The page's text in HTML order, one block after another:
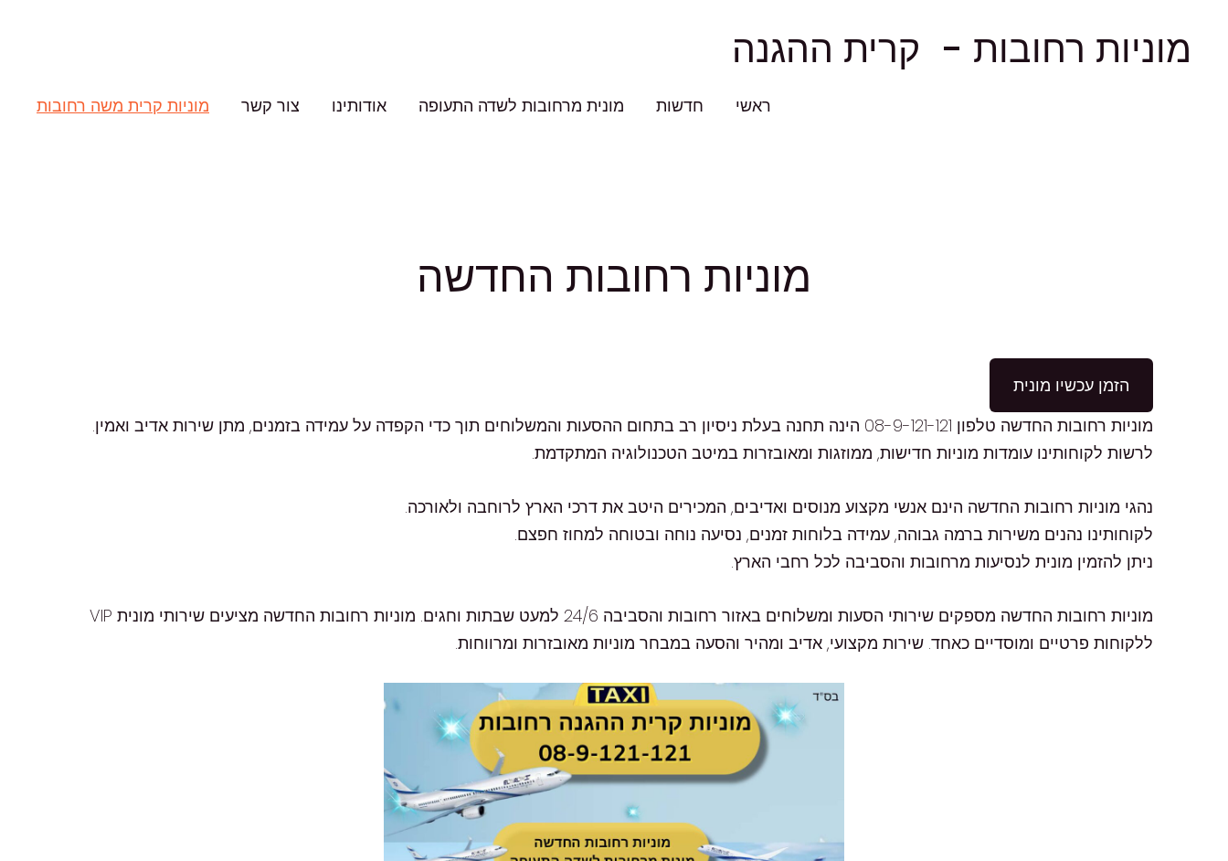
מוניות רחובות - קרית ההגנה
ראשי חדשות מונית מרחובות לשדה התעופה אודותינו צור קשר מוניות קרית משה רחובות
מוניות רחובות החדשה
הזמן עכשיו מונית
מוניות רחובות החדשה טלפון 08-9-121-121 הינה תחנה בעלת ניסיון רב בתחום ההסעות והמשלוחים תוך כדי הקפדה על עמידה בזמנים, מתן שירות אדיב ואמין.
לרשות לקוחותינו עומדות מוניות חדישות, ממוזגות ומאובזרות במיטב הטכנולוגיה המתקדמת.
נהגי מוניות רחובות החדשה הינם אנשי מקצוע מנוסים ואדיבים, המכירים היטב את דרכי הארץ לרוחבה ולאורכה.
לקוחותינו נהנים משירות ברמה גבוהה, עמידה בלוחות זמנים, נסיעה נוחה ובטוחה למחוז חפצם.
ניתן להזמין מונית לנסיעות מרחובות והסביבה לכל רחבי הארץ.
מוניות רחובות החדשה מספקים שירותי הסעות ומשלוחים באזור רחובות והסביבה 24/6 למעט שבתות וחגים. מוניות רחובות החדשה מציעים שירותי מונית VIP
ללקוחות פרטיים ומוסדיים כאחד. שירות מקצועי, אדיב ומהיר והסעה במבחר מוניות מאובזרות ומרווחות.